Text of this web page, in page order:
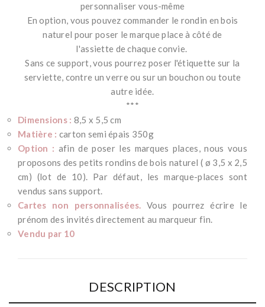
personnaliser vous-même
En option, vous pouvez commander le rondin en bois
naturel pour poser le marque place à côté de
l'assiette de chaque convie.
Sans ce support, vous pourrez poser l'étiquette sur la
serviette, contre un verre ou sur un bouchon ou toute
autre idée.
***
Dimensions : 8,5 x 5,5 cm
Matière : carton semi épais 350g
Option : afin de poser les marques places, nous vous
proposons des petits rondins de bois naturel ( ø 3,5 x 2,5
cm) (lot de 10). Par défaut, les marque-places sont
vendus sans support.
Cartes non personnalisées. Vous pourrez écrire le
prénom des invités directement au marqueur fin.
Vendu par 10
DESCRIPTION